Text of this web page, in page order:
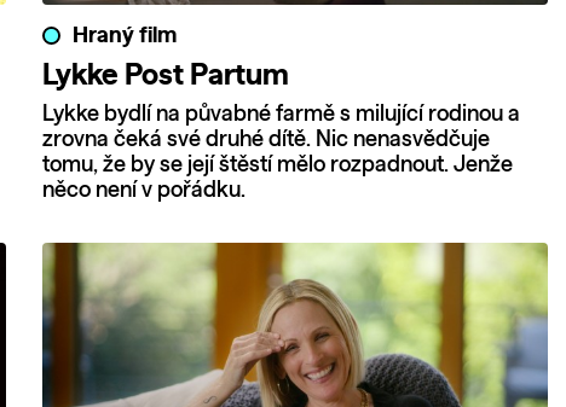
Hraný film
Lykke Post Partum
Lykke bydlí na půvabné farmě s milující rodinou a
zrovna čeká své druhé dítě. Nic nenasvědčuje
tomu, že by se její štěstí mělo rozpadnout. Jenže
něco není v pořádku.